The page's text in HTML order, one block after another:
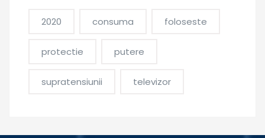
2020 consuma foloseste
protectie putere
supratensiunii televizor